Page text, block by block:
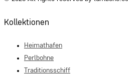
Kollektionen
Heimathafen
Perlbohne
Traditionsschiff